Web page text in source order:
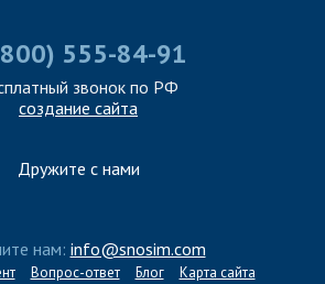
555-84-91
звонок по РФ
создание сайта
Дружите с нами
нам: info@snosim.com
Вопрос-ответ Блог Карта сайта